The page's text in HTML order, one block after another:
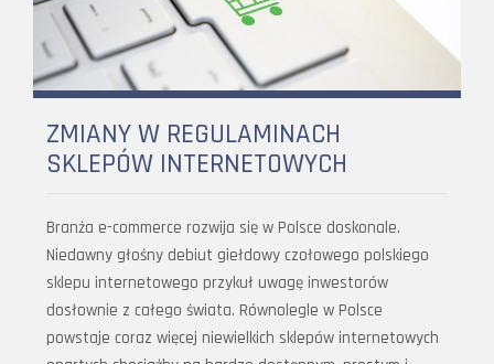
ZMIANY W REGULAMINACH
SKLEPÓW INTERNETOWYCH
Branża e-commerce rozwija się w Polsce doskonale.
Niedawny głośny debiut giełdowy czołowego polskiego
sklepu internetowego przykuł uwagę inwestorów
dosłownie z całego świata. Równolegle w Polsce
powstaje coraz więcej niewielkich sklepów internetowych